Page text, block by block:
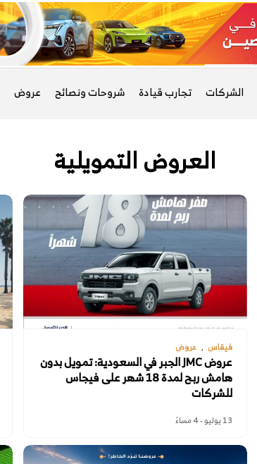
الشركات تجارب قيادة شروحات ونصائح عروض
العروض التمويلية
فيقاس عروض
عروض JMC الجبر في السعودية: تمويل بدون
هامش ربح لمدة 18 شهر على فيجاس
للشركات
13 يوليو - 4 مساءً